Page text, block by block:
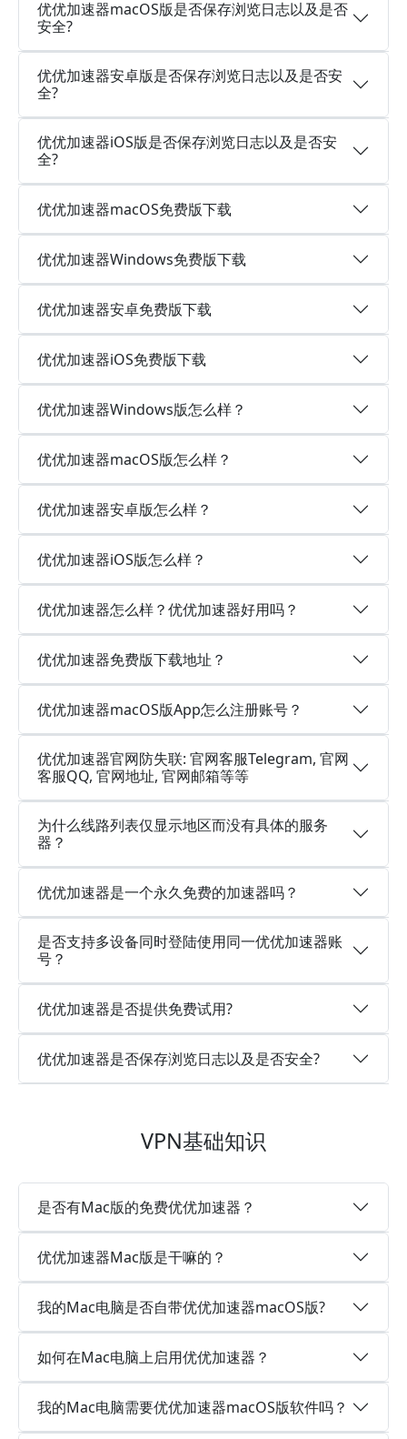
优优加速器macOS版是否保存浏览日志以及是否
安全?
优优加速器安卓版是否保存浏览日志以及是否安
全?
优优加速器iOS版是否保存浏览日志以及是否安
全?
优优加速器macOS免费版下载
优优加速器Windows免费版下载
优优加速器安卓免费版下载
优优加速器iOS免费版下载
优优加速器Windows版怎么样？
优优加速器macOS版怎么样？
优优加速器安卓版怎么样？
优优加速器iOS版怎么样？
优优加速器怎么样？优优加速器好用吗？
优优加速器免费版下载地址？
优优加速器macOS版App怎么注册账号？
优优加速器官网防失联: 官网客服Telegram, 官网
客服QQ, 官网地址, 官网邮箱等等
为什么线路列表仅显示地区而没有具体的服务
器？
优优加速器是一个永久免费的加速器吗？
是否支持多设备同时登陆使用同一优优加速器账
号？
优优加速器是否提供免费试用?
优优加速器是否保存浏览日志以及是否安全?
VPN基础知识
是否有Mac版的免费优优加速器？
优优加速器Mac版是干嘛的？
我的Mac电脑是否自带优优加速器macOS版?
如何在Mac电脑上启用优优加速器？
我的Mac电脑需要优优加速器macOS版软件吗？